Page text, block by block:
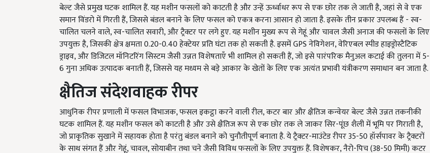
बेल्ट जैसे प्रमुख घटक शामिल हैं. यह मशीन फसलों को काटती है और उन्हें ऊर्ध्वाधर रूप से एक छोर तक ले जाती है, जहां से वे एक
समान विंडरो में गिरती हैं, जिससे बंडल बनाने के लिए फसल को एकत्र करना आसान हो जाता है. इसके तीन प्रकार उपलब्ध हैं - स्व-
चालित चलने वाले, स्व-चालित सवारी, और ट्रैक्टर पर लगे हुए. यह मशीन मुख्य रूप से गेहूं और चावल जैसी अनाज की फसलों के लिए
उपयुक्त है, जिसकी क्षेत्र क्षमता 0.20-0.40 हेक्टेयर प्रति घंटा तक हो सकती है. इसमें GPS नेविगेशन, वेरिएबल स्पीड हाइड्रोस्टैटिक
ड्राइव, और डिजिटल मॉनिटरिंग सिस्टम जैसी उन्नत विशेषताएँ भी शामिल हो सकती हैं, जो इसे पारंपरिक मैनुअल कटाई की तुलना में 5-
6 गुना अधिक उत्पादक बनाती हैं, जिससे यह मध्यम से बड़े आकार के खेतों के लिए एक अत्यंत प्रभावी यंत्रीकरण समाधान बन जाता है.
क्षैतिजसंदेशवाहकरीपर
आधुनिक रीपर प्रणाली में फसल विभाजक, फसल इकट्ठा करने वाली रील, कटर बार और क्षैतिज कन्वेयर बेल्ट जैसे उन्नत तकनीकी
घटक शामिल हैं. यह मशीन फसल को काटती है और उसे क्षैतिज रूप से एक छोर तक ले जाकर सिर-पूंछ शैली में भूमि पर गिराती है,
जो प्राकृतिक सुखाने में सहायक होता है परंतु बंडल बनाने को चुनौतीपूर्ण बनाता है. ये ट्रैक्टर-माउंटेड रीपर 35-50 हॉर्सपावर के ट्रैक्टरों
के साथ संगत हैं और गेहूं, चावल, सोयाबीन तथा चने जैसी विविध फसलों के लिए उपयुक्त हैं. विशेषकर, नैरो-पिच (38-50 मिमी) कटर